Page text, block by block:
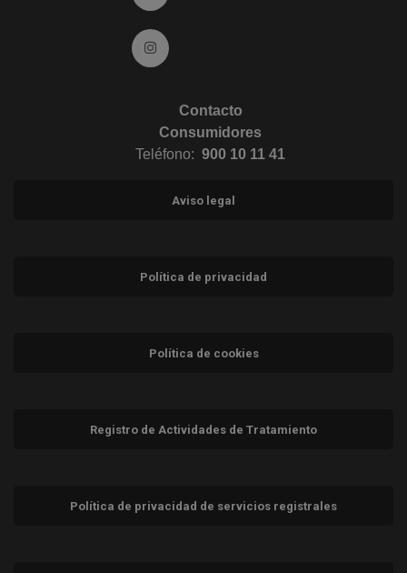
Ir a Instagram (abre en ventana nueva)
Contacto
Consumidores
Teléfono: 900 10 11 41
Aviso legal
Política de privacidad
Política de cookies
Registro de Actividades de Tratamiento
Política de privacidad de servicios registrales